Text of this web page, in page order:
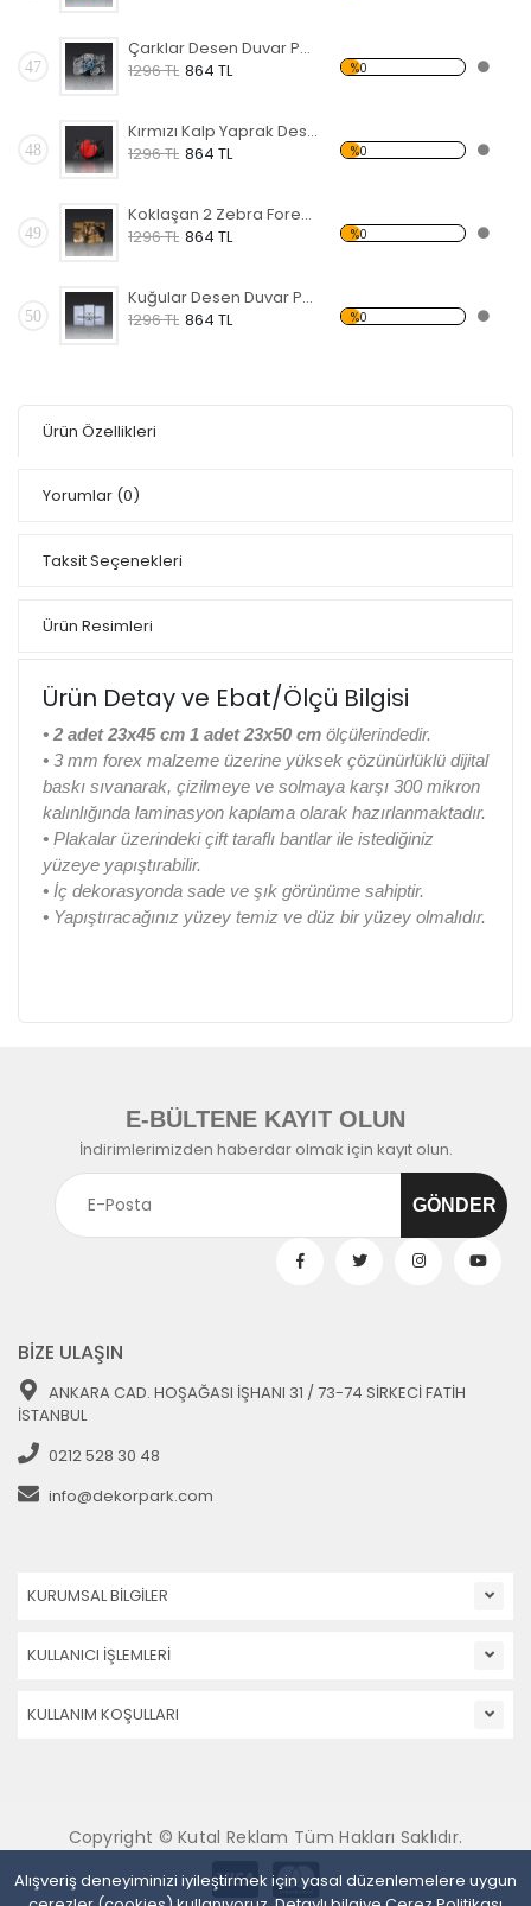
47
Çarklar Desen Duvar Panosu
1296 TL 864 TL %0
48
Kırmızı Kalp Yaprak Desen Duvar Panosu
1296 TL 864 TL %0
49
Koklaşan 2 Zebra Forex Tablo
1296 TL 864 TL %0
50
Kuğular Desen Duvar Panosu 3AS-1122
1296 TL 864 TL %0
Ürün Özellikleri
Yorumlar (0)
Taksit Seçenekleri
Ürün Resimleri
Ürün Detay ve Ebat/Ölçü Bilgisi
• 2 adet 23x45 cm 1 adet 23x50 cm ölçülerindedir.
• 3 mm forex malzeme üzerine yüksek çözünürlüklü dijital
baskı sıvanarak, çizilmeye ve solmaya karşı 300 mikron
kalınlığında laminasyon kaplama olarak hazırlanmaktadır.
• Plakalar üzerindeki çift taraflı bantlar ile istediğiniz
yüzeye yapıştırabilir.
• İç dekorasyonda sade ve şık görünüme sahiptir.
• Yapıştıracağınız yüzey temiz ve düz bir yüzey olmalıdır.
Alışveriş deneyiminizi iyileştirmek için yasal düzenlemelere uygun
E-BÜLTENE KAYIT OLUN
İndirimlerimizden haberdar olmak için kayıt olun.
BİZE ULAŞIN
ANKARA CAD. HOŞAĞASI İŞHANI 31 / 73-74 SİRKECİ FATİH
İSTANBUL
0212 528 30 48
info@dekorpark.com
KURUMSAL BİLGİLER
KULLANICI İŞLEMLERİ
KULLANIM KOŞULLARI
Copyright © Kutal Reklam Tüm Hakları Saklıdır.